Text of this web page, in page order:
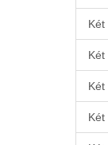
Két
Két
Két
Két